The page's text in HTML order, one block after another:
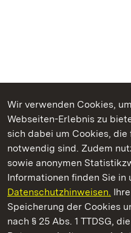
Wir verwenden Cookies,
Webseiten-Erlebnis zu
sich dabei um Cookies,
notwendig sind. Zudem
sowie anonymen
Informationen finden Sie in
Datenschutzhinweisen.
Speicherung der Cookies
nach § 25 Abs. 1 TTDSG,
Kommen. Staunen.
Schloss und Schlossgarten
Staatliche Schlösser und